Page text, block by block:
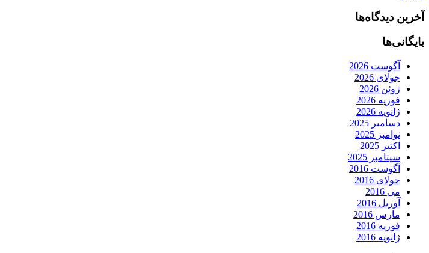
آخرین دیدگاه‌ها
بایگانی‌ها
آگوست 2026
جولای 2026
ژوئن 2026
فوریه 2026
ژانویه 2026
دسامبر 2025
نوامبر 2025
اکتبر 2025
سپتامبر 2025
آگوست 2016
جولای 2016
می 2016
آوریل 2016
مارس 2016
فوریه 2016
ژانویه 2016